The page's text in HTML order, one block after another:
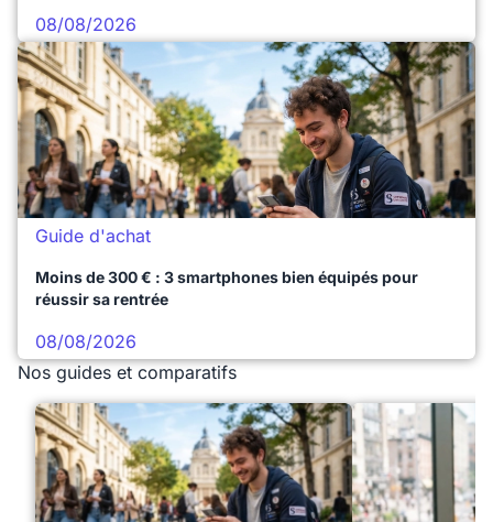
08/08/2026
Guide d'achat
Moins de 300 € : 3 smartphones bien équipés pour
réussir sa rentrée
08/08/2026
Nos guides et comparatifs